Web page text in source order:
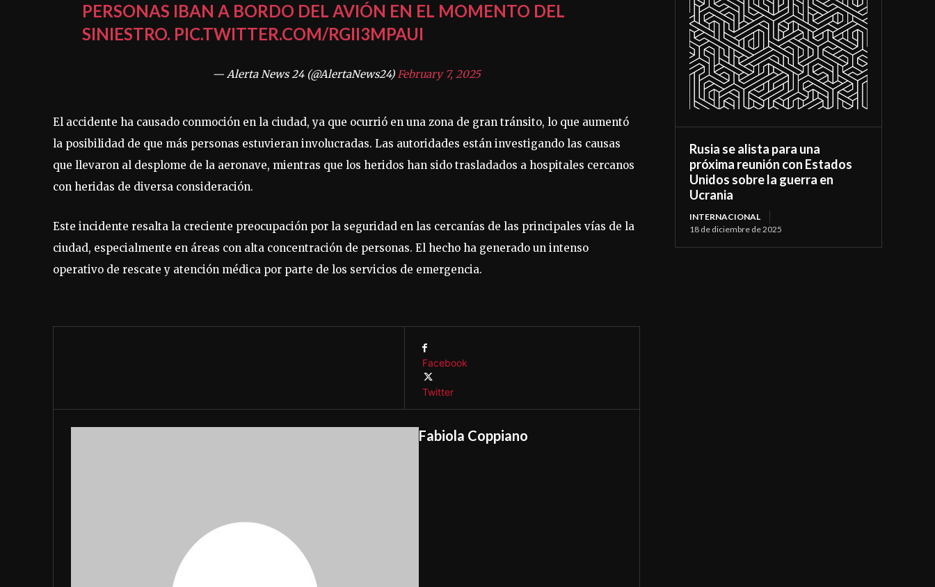
PERSONAS IBAN A BORDO DEL AVIÓN EN EL MOMENTO DEL
SINIESTRO. PIC.TWITTER.COM/RGII3MPAUI
— Alerta News 24 (@AlertaNews24)February 7, 2025
El accidente ha causado conmoción en la ciudad, ya que ocurrió en una zona de gran tránsito, lo que aumentó
la posibilidad de que más personas estuvieran involucradas. Las autoridades están investigando las causas
que llevaron al desplome de la aeronave, mientras que los heridos han sido trasladados a hospitales cercanos
con heridas de diversa consideración.
Este incidente resalta la creciente preocupación por la seguridad en las cercanías de las principales vías de la
ciudad, especialmente en áreas con alta concentración de personas. El hecho ha generado un intenso
operativo de rescate y atención médica por parte de los servicios de emergencia.
Facebook
Twitter
Fabiola Coppiano
Rusia se alista para una
próxima reunión con Estados
Unidos sobre la guerra en
Ucrania
INTERNACIONAL
18 de diciembre de 2025